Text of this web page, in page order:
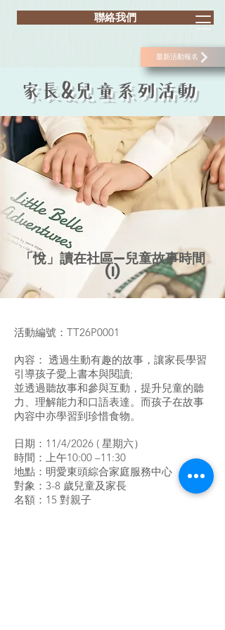
聯絡我們
最新活動報名
家長&兒童系列活動
「悅」讀在社區—兒童故事時間
(I)
活動編號：TT26P0001
內容： 透過生動有趣的故事，讓家長學習
引導孩子愛上書本與閱讀;
並透過聽故事和參與互動，提升兒童的聽
力、理解能力和口語表達。而孩子在故事
內容中亦學習到珍惜食物。
日期：11/4/2026 ( 星期六）
時間：上午10:00 –11:30
地點：明愛東頭綜合家庭服務中心
對象：3-8 歲兒童及家長
名額：15 對親子